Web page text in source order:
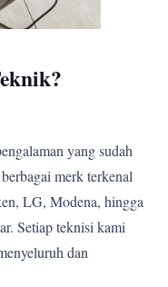
yang sudah
merk terkenal
LG, Modena, hingga
Setiap teknisi kami
dan